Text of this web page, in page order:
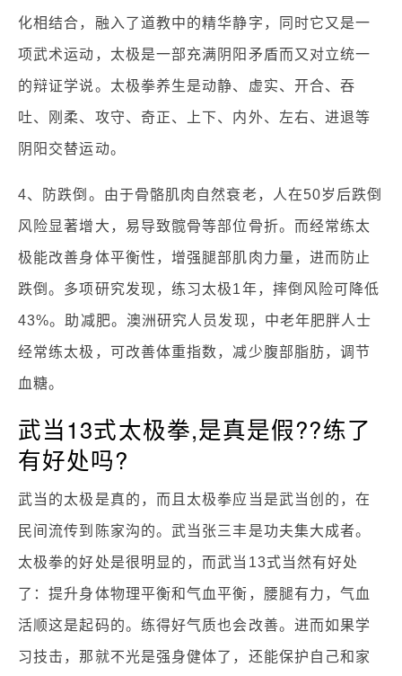
化相结合，融入了道教中的精华静字，同时它又是一
项武术运动，太极是一部充满阴阳矛盾而又对立统一
的辩证学说。太极拳养生是动静、虚实、开合、吞
吐、刚柔、攻守、奇正、上下、内外、左右、进退等
阴阳交替运动。
4、防跌倒。由于骨骼肌肉自然衰老，人在50岁后跌倒
风险显著增大，易导致髋骨等部位骨折。而经常练太
极能改善身体平衡性，增强腿部肌肉力量，进而防止
跌倒。多项研究发现，练习太极1年，摔倒风险可降低
43%。助减肥。澳洲研究人员发现，中老年肥胖人士
经常练太极，可改善体重指数，减少腹部脂肪，调节
血糖。
武当13式太极拳,是真是假??练了
有好处吗?
武当的太极是真的，而且太极拳应当是武当创的，在
民间流传到陈家沟的。武当张三丰是功夫集大成者。
太极拳的好处是很明显的，而武当13式当然有好处
了：提升身体物理平衡和气血平衡，腰腿有力，气血
活顺这是起码的。练得好气质也会改善。进而如果学
习技击，那就不光是强身健体了，还能保护自己和家